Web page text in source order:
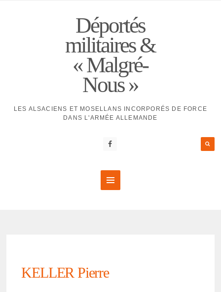
Déportés
militaires &
« Malgré-
Nous »
LES ALSACIENS ET MOSELLANS INCORPORÉS DE FORCE
DANS L'ARMÉE ALLEMANDE
KELLER Pierre